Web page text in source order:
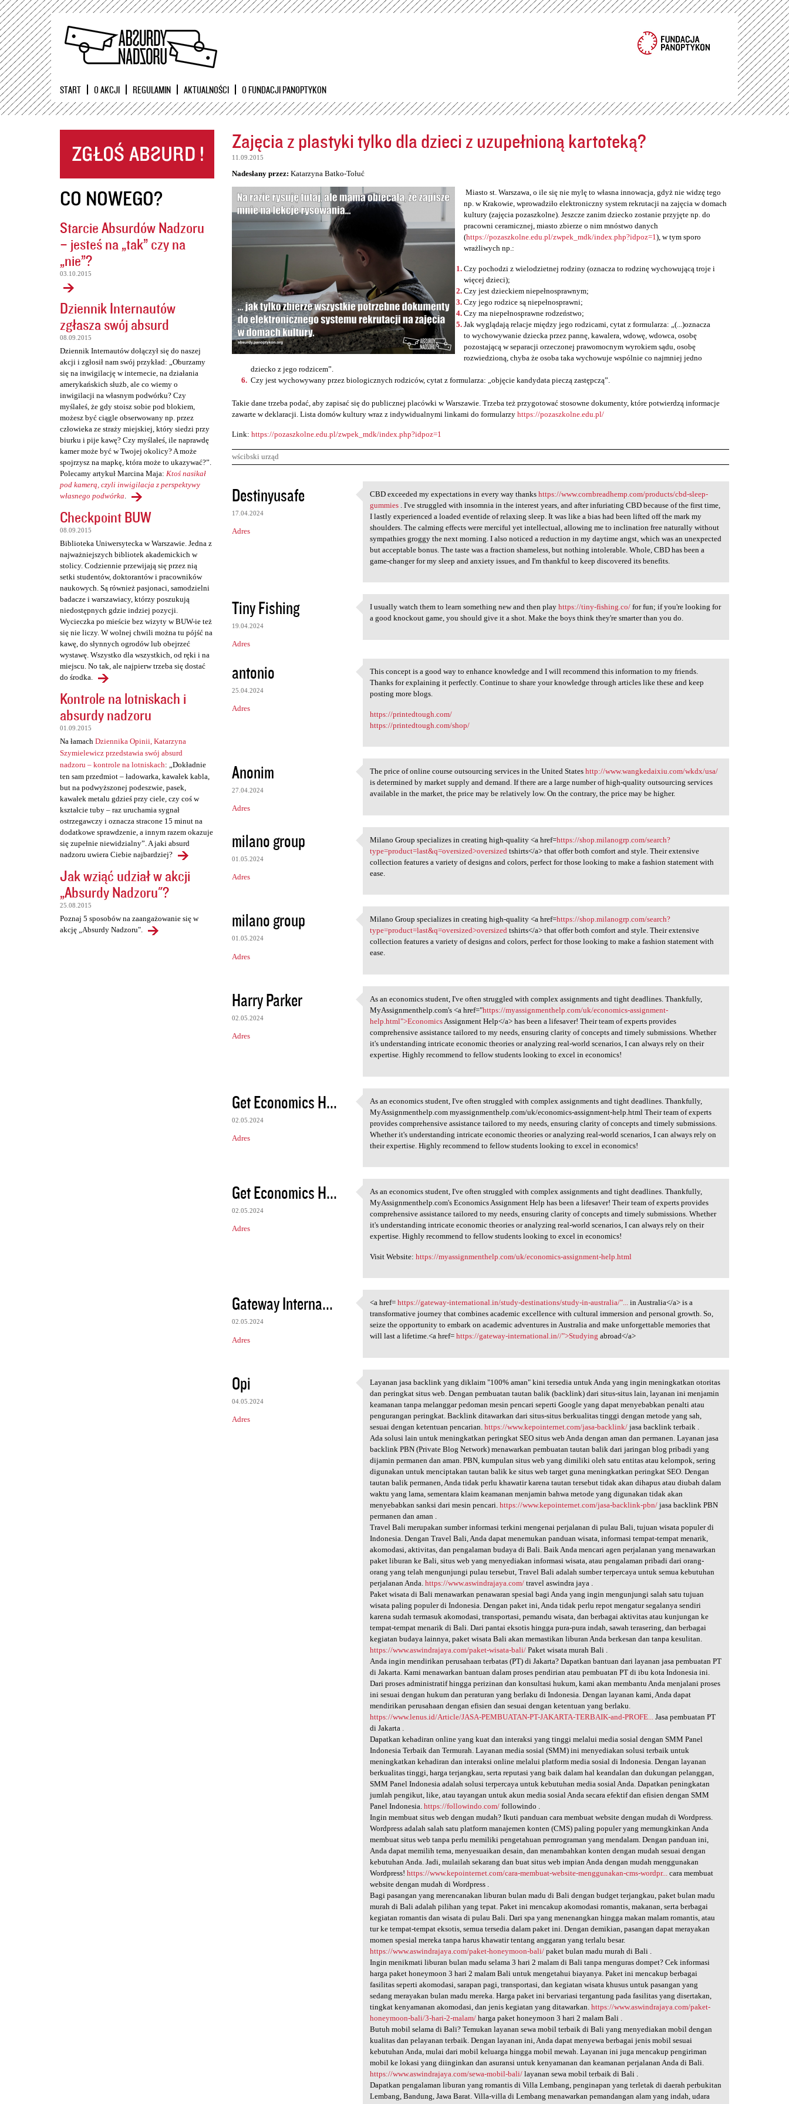
Przejdź
START O AKCJI REGULAMIN AKTUALNOŚCI O FUNDACJI PANOPTYKON
CO NOWEGO?
Starcie Absurdów Nadzoru
– jesteś na „tak” czy na
„nie”?
03.10.2015
Dziennik Internautów
zgłasza swój absurd
08.09.2015
Dziennik Internautów dołączył się do naszej
akcji i zgłosił nam swój przykład: „Oburzamy
się na inwigilację w internecie, na działania
amerykańskich służb, ale co wiemy o
inwigilacji na własnym podwórku? Czy
myślałeś, że gdy stoisz sobie pod blokiem,
możesz być ciągle obserwowany np. przez
człowieka ze straży miejskiej, który siedzi przy
biurku i pije kawę? Czy myślałeś, ile naprawdę
kamer może być w Twojej okolicy? A może
spojrzysz na mapkę, która może to ukazywać?”.
Polecamy artykuł Marcina Maja: Ktoś nasikał
pod kamerą, czyli inwigilacja z perspektywy
własnego podwórka.
Checkpoint BUW
08.09.2015
Biblioteka Uniwersytecka w Warszawie. Jedna z
najważniejszych bibliotek akademickich w
stolicy. Codziennie przewijają się przez nią
setki studentów, doktorantów i pracowników
naukowych. Są również pasjonaci, samodzielni
badacze i warszawiacy, którzy poszukują
niedostępnych gdzie indziej pozycji.
Wycieczka po mieście bez wizyty w BUW-ie też
się nie liczy. W wolnej chwili można tu pójść na
kawę, do słynnych ogrodów lub obejrzeć
wystawę. Wszystko dla wszystkich, od ręki i na
miejscu. No tak, ale najpierw trzeba się dostać
do środka.
Kontrole na lotniskach i
absurdy nadzoru
01.09.2015
Na łamach Dziennika Opinii, Katarzyna
Szymielewicz przedstawia swój absurd
nadzoru – kontrole na lotniskach: „Dokładnie
ten sam przedmiot – ładowarka, kawałek kabla,
but na podwyższonej podeszwie, pasek,
kawałek metalu gdzieś przy ciele, czy coś w
kształcie tuby – raz uruchamia sygnał
ostrzegawczy i oznacza stracone 15 minut na
dodatkowe sprawdzenie, a innym razem okazuje
się zupełnie niewidzialny”. A jaki absurd
nadzoru uwiera Ciebie najbardziej?
Jak wziąć udział w akcji
„Absurdy Nadzoru"?
25.08.2015
Poznaj 5 sposobów na zaangażowanie się w
akcję „Absurdy Nadzoru".
Zajęcia z plastyki tylko dla dzieci z uzupełnioną kartoteką?
11.09.2015
Nadesłany przez: Katarzyna Batko-Tołuć
Miasto st. Warszawa, o ile się nie mylę to własna innowacja, gdyż nie widzę tego
np. w Krakowie, wprowadziło elektroniczny system rekrutacji na zajęcia w domach
kultury (zajęcia pozaszkolne). Jeszcze zanim dziecko zostanie przyjęte np. do
pracowni ceramicznej, miasto zbierze o nim mnóstwo danych
(https://pozaszkolne.edu.pl/zwpek_mdk/index.php?idpoz=1), w tym sporo
wrażliwych np.:
Czy pochodzi z wielodzietnej rodziny (oznacza to rodzinę wychowującą troje i
więcej dzieci);
Czy jest dzieckiem niepełnosprawnym;
Czy jego rodzice są niepełnosprawni;
Czy ma niepełnosprawne rodzeństwo;
Jak wyglądają relacje między jego rodzicami, cytat z formularza: „(...)oznacza
to wychowywanie dziecka przez pannę, kawalera, wdowę, wdowca, osobę
pozostającą w separacji orzeczonej prawomocnym wyrokiem sądu, osobę
rozwiedzioną, chyba że osoba taka wychowuje wspólnie co najmniej jedno
dziecko z jego rodzicem”.
Czy jest wychowywany przez biologicznych rodziców, cytat z formularza: „objęcie kandydata pieczą zastępczą”.
Takie dane trzeba podać, aby zapisać się do publicznej placówki w Warszawie. Trzeba też przygotować stosowne dokumenty, które potwierdzą informacje
zawarte w deklaracji. Lista domów kultury wraz z indywidualnymi linkami do formularzy https://pozaszkolne.edu.pl/
Link: https://pozaszkolne.edu.pl/zwpek_mdk/index.php?idpoz=1
wścibski urząd
K
o
m
e
r
z
e
Destinyusafe
17.04.2024
Adres
CBD exceeded my expectations
CBD exceeded my expectations in every way thankshttps://www.cornbreadhemp.com/products/cbd-sleep-
gummies . I've struggled with insomnia in the interest years, and after infuriating CBD because of the first time,
I lastly experienced a loaded eventide of relaxing sleep. It was like a bias had been lifted off the mark my
shoulders. The calming effects were merciful yet intellectual, allowing me to inclination free naturally without
sympathies groggy the next morning. I also noticed a reduction in my daytime angst, which was an unexpected
but acceptable bonus. The taste was a fraction shameless, but nothing intolerable. Whole, CBD has been a
game-changer for my sleep and anxiety issues, and I'm thankful to keep discovered its benefits.
Tiny Fishing
19.04.2024
Adres
I usually watch them to learn
I usually watch them to learn something new and then playhttps://tiny-fishing.co/ for fun; if you're looking for
a good knockout game, you should give it a shot. Make the boys think they're smarter than you do.
antonio
25.04.2024
Adres
This concept is a good way to
This concept is a good way to enhance knowledge and I will recommend this information to my friends.
Thanks for explaining it perfectly. Continue to share your knowledge through articles like these and keep
posting more blogs.
https://printedtough.com/
https://printedtough.com/shop/
Anonim
27.04.2024
Adres
The price of online course
The price of online course outsourcing services in the United Stateshttp://www.wangkedaixiu.com/wkdx/usa/
is determined by market supply and demand. If there are a large number of high-quality outsourcing services
available in the market, the price may be relatively low. On the contrary, the price may be higher.
milano group
01.05.2024
Adres
Milano Group specializes in
Milano Group specializes in creating high-quality <a href=https://shop.milanogrp.com/search?
type=product=last&q=oversized>oversized tshirts</a> that offer both comfort and style. Their extensive
collection features a variety of designs and colors, perfect for those looking to make a fashion statement with
ease.
milano group
01.05.2024
Adres
Milano Group specializes in
Milano Group specializes in creating high-quality <a href=https://shop.milanogrp.com/search?
type=product=last&q=oversized>oversized tshirts</a> that offer both comfort and style. Their extensive
collection features a variety of designs and colors, perfect for those looking to make a fashion statement with
ease.
Harry Parker
02.05.2024
Adres
As an economics student, I've
As an economics student, I've often struggled with complex assignments and tight deadlines. Thankfully,
MyAssignmenthelp.com's <a href="https://myassignmenthelp.com/uk/economics-assignment-
help.html">Economics Assignment Help</a> has been a lifesaver! Their team of experts provides
comprehensive assistance tailored to my needs, ensuring clarity of concepts and timely submissions. Whether
it's understanding intricate economic theories or analyzing real-world scenarios, I can always rely on their
expertise. Highly recommend to fellow students looking to excel in economics!
Get Economics H...
02.05.2024
Adres
As an economics student, I've
As an economics student, I've often struggled with complex assignments and tight deadlines. Thankfully,
MyAssignmenthelp.com myassignmenthelp.com/uk/economics-assignment-help.html Their team of experts
provides comprehensive assistance tailored to my needs, ensuring clarity of concepts and timely submissions.
Whether it's understanding intricate economic theories or analyzing real-world scenarios, I can always rely on
their expertise. Highly recommend to fellow students looking to excel in economics!
Get Economics H...
02.05.2024
Adres
As an economics student, I've
As an economics student, I've often struggled with complex assignments and tight deadlines. Thankfully,
MyAssignmenthelp.com's Economics Assignment Help has been a lifesaver! Their team of experts provides
comprehensive assistance tailored to my needs, ensuring clarity of concepts and timely submissions. Whether
it's understanding intricate economic theories or analyzing real-world scenarios, I can always rely on their
expertise. Highly recommend to fellow students looking to excel in economics!
Visit Website:https://myassignmenthelp.com/uk/economics-assignment-help.html
Gateway Interna...
02.05.2024
Adres
<a href= https://gateway
<a href=https://gateway-international.in/study-destinations/study-in-australia/"... in Australia</a> is a
transformative journey that combines academic excellence with cultural immersion and personal growth. So,
seize the opportunity to embark on academic adventures in Australia and make unforgettable memories that
will last a lifetime.<a href=https://gateway-international.in//">Studying abroad</a>
Opi
04.05.2024
Adres
Layanan jasa backlink yang
Layanan jasa backlink yang diklaim "100% aman" kini tersedia untuk Anda yang ingin meningkatkan otoritas
dan peringkat situs web. Dengan pembuatan tautan balik (backlink) dari situs-situs lain, layanan ini menjamin
keamanan tanpa melanggar pedoman mesin pencari seperti Google yang dapat menyebabkan penalti atau
pengurangan peringkat. Backlink ditawarkan dari situs-situs berkualitas tinggi dengan metode yang sah,
sesuai dengan ketentuan pencarian.https://www.kepointernet.com/jasa-backlink/ jasa backlink terbaik .
Ada solusi lain untuk meningkatkan peringkat SEO situs web Anda dengan aman dan permanen. Layanan jasa
backlink PBN (Private Blog Network) menawarkan pembuatan tautan balik dari jaringan blog pribadi yang
dijamin permanen dan aman. PBN, kumpulan situs web yang dimiliki oleh satu entitas atau kelompok, sering
digunakan untuk menciptakan tautan balik ke situs web target guna meningkatkan peringkat SEO. Dengan
tautan balik permanen, Anda tidak perlu khawatir karena tautan tersebut tidak akan dihapus atau diubah dalam
waktu yang lama, sementara klaim keamanan menjamin bahwa metode yang digunakan tidak akan
menyebabkan sanksi dari mesin pencari.https://www.kepointernet.com/jasa-backlink-pbn/ jasa backlink PBN
permanen dan aman .
Travel Bali merupakan sumber informasi terkini mengenai perjalanan di pulau Bali, tujuan wisata populer di
Indonesia. Dengan Travel Bali, Anda dapat menemukan panduan wisata, informasi tempat-tempat menarik,
akomodasi, aktivitas, dan pengalaman budaya di Bali. Baik Anda mencari agen perjalanan yang menawarkan
paket liburan ke Bali, situs web yang menyediakan informasi wisata, atau pengalaman pribadi dari orang-
orang yang telah mengunjungi pulau tersebut, Travel Bali adalah sumber terpercaya untuk semua kebutuhan
perjalanan Anda.https://www.aswindrajaya.com/ travel aswindra jaya .
Paket wisata di Bali menawarkan penawaran spesial bagi Anda yang ingin mengunjungi salah satu tujuan
wisata paling populer di Indonesia. Dengan paket ini, Anda tidak perlu repot mengatur segalanya sendiri
karena sudah termasuk akomodasi, transportasi, pemandu wisata, dan berbagai aktivitas atau kunjungan ke
tempat-tempat menarik di Bali. Dari pantai eksotis hingga pura-pura indah, sawah terasering, dan berbagai
kegiatan budaya lainnya, paket wisata Bali akan memastikan liburan Anda berkesan dan tanpa kesulitan.
https://www.aswindrajaya.com/paket-wisata-bali/ Paket wisata murah Bali .
Anda ingin mendirikan perusahaan terbatas (PT) di Jakarta? Dapatkan bantuan dari layanan jasa pembuatan PT
di Jakarta. Kami menawarkan bantuan dalam proses pendirian atau pembuatan PT di ibu kota Indonesia ini.
Dari proses administratif hingga perizinan dan konsultasi hukum, kami akan membantu Anda menjalani proses
ini sesuai dengan hukum dan peraturan yang berlaku di Indonesia. Dengan layanan kami, Anda dapat
mendirikan perusahaan dengan efisien dan sesuai dengan ketentuan yang berlaku.
https://www.lenus.id/Article/JASA-PEMBUATAN-PT-JAKARTA-TERBAIK-and-PROFE...
Jasa pembuatan PT
di Jakarta .
Dapatkan kehadiran online yang kuat dan interaksi yang tinggi melalui media sosial dengan SMM Panel
Indonesia Terbaik dan Termurah. Layanan media sosial (SMM) ini menyediakan solusi terbaik untuk
meningkatkan kehadiran dan interaksi online melalui platform media sosial di Indonesia. Dengan layanan
berkualitas tinggi, harga terjangkau, serta reputasi yang baik dalam hal keandalan dan dukungan pelanggan,
SMM Panel Indonesia adalah solusi terpercaya untuk kebutuhan media sosial Anda. Dapatkan peningkatan
jumlah pengikut, like, atau tayangan untuk akun media sosial Anda secara efektif dan efisien dengan SMM
Panel Indonesia.https://followindo.com/ followindo .
Ingin membuat situs web dengan mudah? Ikuti panduan cara membuat website dengan mudah di Wordpress.
Wordpress adalah salah satu platform manajemen konten (CMS) paling populer yang memungkinkan Anda
membuat situs web tanpa perlu memiliki pengetahuan pemrograman yang mendalam. Dengan panduan ini,
Anda dapat memilih tema, menyesuaikan desain, dan menambahkan konten dengan mudah sesuai dengan
kebutuhan Anda. Jadi, mulailah sekarang dan buat situs web impian Anda dengan mudah menggunakan
Wordpress!https://www.kepointernet.com/cara-membuat-website-menggunakan-cms-wordpr...
cara membuat
website dengan mudah di Wordpress .
Bagi pasangan yang merencanakan liburan bulan madu di Bali dengan budget terjangkau, paket bulan madu
murah di Bali adalah pilihan yang tepat. Paket ini mencakup akomodasi romantis, makanan, serta berbagai
kegiatan romantis dan wisata di pulau Bali. Dari spa yang menenangkan hingga makan malam romantis, atau
tur ke tempat-tempat eksotis, semua tersedia dalam paket ini. Dengan demikian, pasangan dapat merayakan
momen spesial mereka tanpa harus khawatir tentang anggaran yang terlalu besar.
https://www.aswindrajaya.com/paket-honeymoon-bali/ paket bulan madu murah di Bali .
Ingin menikmati liburan bulan madu selama 3 hari 2 malam di Bali tanpa menguras dompet? Cek informasi
harga paket honeymoon 3 hari 2 malam Bali untuk mengetahui biayanya. Paket ini mencakup berbagai
fasilitas seperti akomodasi, sarapan pagi, transportasi, dan kegiatan wisata khusus untuk pasangan yang
sedang merayakan bulan madu mereka. Harga paket ini bervariasi tergantung pada fasilitas yang disertakan,
tingkat kenyamanan akomodasi, dan jenis kegiatan yang ditawarkan.https://www.aswindrajaya.com/paket-
honeymoon-bali/3-hari-2-malam/ harga paket honeymoon 3 hari 2 malam Bali .
Butuh mobil selama di Bali? Temukan layanan sewa mobil terbaik di Bali yang menyediakan mobil dengan
kualitas dan pelayanan terbaik. Dengan layanan ini, Anda dapat menyewa berbagai jenis mobil sesuai
kebutuhan Anda, mulai dari mobil keluarga hingga mobil mewah. Layanan ini juga mencakup pengiriman
mobil ke lokasi yang diinginkan dan asuransi untuk kenyamanan dan keamanan perjalanan Anda di Bali.
https://www.aswindrajaya.com/sewa-mobil-bali/ layanan sewa mobil terbaik di Bali .
Dapatkan pengalaman liburan yang romantis di Villa Lembang, penginapan yang terletak di daerah perbukitan
Lembang, Bandung, Jawa Barat. Villa-villa di Lembang menawarkan pemandangan alam yang indah, udara